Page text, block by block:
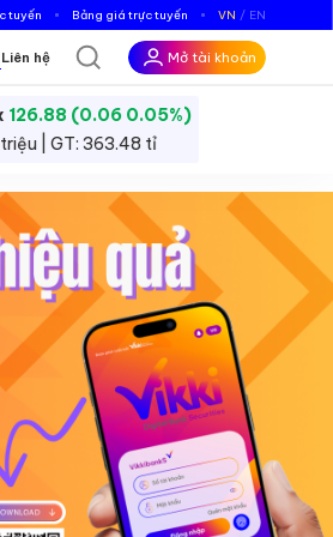
tuyến Bảng giá trực tuyến VN EN
trường để đầu tư hoặc đầu cơ.
Liên hệ Mở tài khoản
126.88 (0.06 0.05%)
| GT: 363.48 tỉ